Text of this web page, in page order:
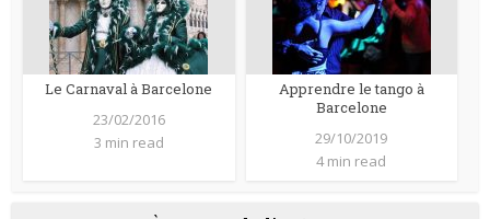
Le Carnaval à Barcelone
23/02/2016
3 min read
Apprendre le tango à
Barcelone
29/10/2019
4 min read